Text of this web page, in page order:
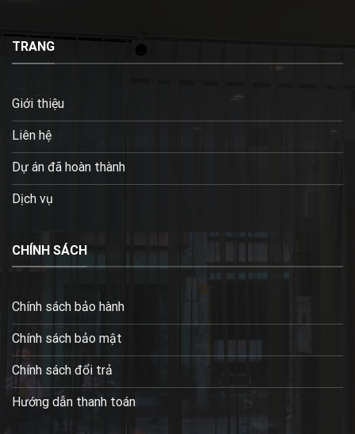
TRANG
Giới thiệu
Liên hệ
Dự án đã hoàn thành
Dịch vụ
CHÍNH SÁCH
Chính sách bảo hành
Chính sách bảo mật
Chính sách đổi trả
Hướng dẫn thanh toán